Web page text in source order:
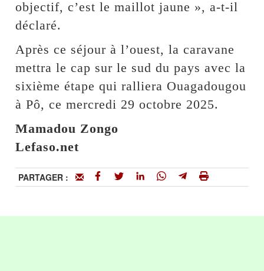
objectif, c’est le maillot jaune », a-t-il
déclaré.
Après ce séjour à l’ouest, la caravane
mettra le cap sur le sud du pays avec la
sixième étape qui ralliera Ouagadougou
à Pô, ce mercredi 29 octobre 2025.
Mamadou Zongo
Lefaso.net
PARTAGER :